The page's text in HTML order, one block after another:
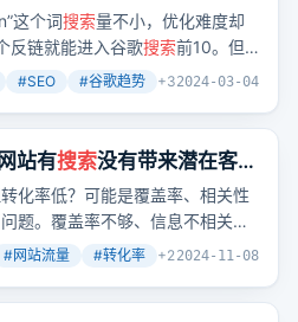
这个词搜索量不小，优化难度却
反链就能进入谷歌搜索前10。但
急着行动，先看看搜索 结果和网站
#SEO #谷歌趋势 +32024-03-04
网站有搜索没有带来潜在客户
化率低？可能是覆盖率、相关性
题。覆盖率不够、信息不相关、
这些都可能是潜在客户流失的原
#网站流量 #转化率 +22024-11-08